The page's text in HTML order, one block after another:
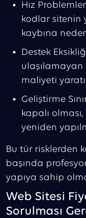
Hız
kodlar sitenin
kaybına
Destek
maliyeti
Geliştirme
kapalı
yeniden
Bu tür risklerden
başında
yapıya sahip
Web Sitesi
Sorulması